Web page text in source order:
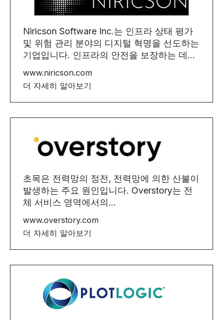
Niricson Software Inc.는 인프라 상태 평가
및 위험 관리 분야의 디지털 혁명을 선도하는
기업입니다. 인프라의 안전을 보장하는 데...
www.niricson.com
더 자세히 알아보기
초목은 전력망의 정전, 전력망에 의한 산불이
발생하는 주요 원인입니다. Overstory는 전
체 서비스 영역에서의...
www.overstory.com
더 자세히 알아보기